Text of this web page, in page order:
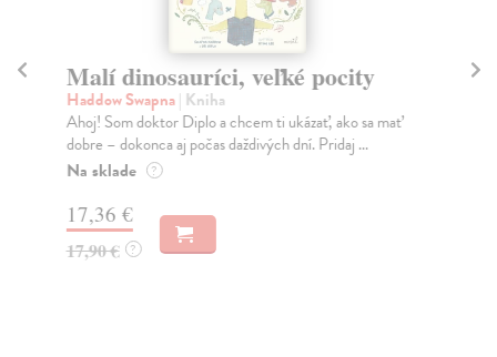
Malí dinosauríci, veľké pocity
Haddow Swapna| Kniha
Ahoj! Som doktor Diplo a chcem ti ukázať, ako sa mať
dobre – dokonca aj počas daždivých dní. Pridaj ...
Na sklade ?
17,36 €
17,90 € ?